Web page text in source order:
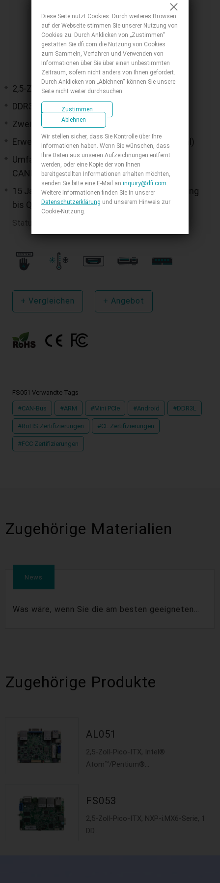
2,5-Zoll-Pico-ITX mit NXP-i.MX6-Prozessor
DDR3L SDRAM memory down , up to 4GB.
Zwei unabhängige Displays: HDMI + LVDS
Erweiterung: 1 Mini-PCIe, 1 SD, 1 SIM (optional)
Umfassende I/O: 1 GbE, 3 COM, 5 USB 2.0, 1
CANBus
15 Jahren CPU-Lebensdauer der Unterstützung
bis Q4' 32 (Basierend auf NXP Roadmap)
Status : EOL
+ Vergleichen + Angebot
FS051 Verwandte Tags
#CAN-Bus #ARM #Mini PCIe #Android #DDR3L
#RoHS Zertifizierungen #CE Zertifizierungen
#FCC Zertifizierungen
Zugehörige Materialien
News
Was wäre, wenn Sie die am besten geeigneten
Zugehörige Produkte
AL051
2,5-Zoll-Pico-ITX, Intel®
Atom™/Pentium®...
FS053
2,5-Zoll-Pico-ITX, NXP-i.MX6-Serie, 1
DD...
Diese Seite nutzt Cookies. Durch weiteres Browsen
auf der Webseite stimmen Sie unserer Nutzung von
Cookies zu. Durch Anklicken von „Zustimmen“
gestatten Sie dfi.com die Nutzung von Cookies
zum Sammeln, Verfahren und Verwenden von
Informationen über Sie über einen unbestimmten
Zeitraum, sofern nicht anders von Ihnen gefordert.
Durch Anklicken von „Ablehnen“ können Sie unsere
Seite nicht weiter durchsuchen.
Zustimmen
Ablehnen
Wir stellen sicher, dass Sie Kontrolle über Ihre
Informationen haben. Wenn Sie wünschen, dass
Ihre Daten aus unseren Aufzeichnungen entfernt
werden, oder eine Kopie der von Ihnen
bereitgestellten Informationen erhalten möchten,
senden Sie bitte eine E-Mail an inquiry@dfi.com.
Weitere Informationen finden Sie in unserer
Datenschutzerklärung und unserem Hinweis zur
Cookie-Nutzung.